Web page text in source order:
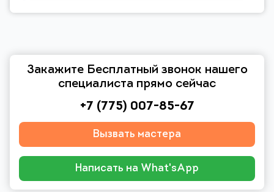
Закажите Бесплатный звонок нашего
специалиста прямо сейчас
+7 (775) 007-85-67
Вызвать мастера
Написать на What'sApp